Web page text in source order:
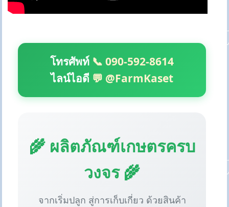
โทรศัพท์ 📞 090-592-8614
ไลน์ไอดี 💬 @FarmKaset
🌾 ผลิตภัณฑ์เกษตรครบ
วงจร 🌾
จากเริ่มปลูก สู่การเก็บเกี่ยว ด้วยสินค้า